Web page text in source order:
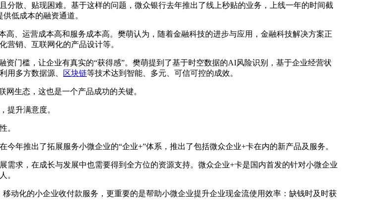
散、贴现困难。基于这样的问题，微众银行去年推出了线上秒贴的业务，上线一年的时间截
低成本的融资通道。
、运营成本高和服务成本高。樊萌认为，随着金融科技的进步与应用，金融科技解决方案正
营销、互联网化的产品设计等。
门槛，让企业有真实的“获得感”。樊萌提到了基于时空数据的AI风险识别，基于企业经营状
用多方数据源、
区块链等技术达到智能、多元、可信可控的成效。
生态，这也是一个产品成功的关键。
提升满意度。
。
年推出了拓展服务小微企业的“企业+”体系，推出了包括微众企业+卡在内的新产品及服务。
求，在成长与发展中也需要得到全方位的资源支持。微众企业+卡是国内首发的针对小微企业
。
动化的小企业收付款服务，更重要的是帮助小微企业提升企业现金流使用效率：缺钱时及时获